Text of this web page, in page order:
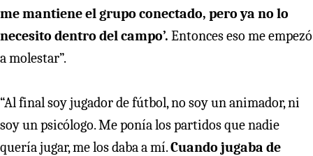
me mantiene el grupo conectado, pero ya no lo
necesito dentro del campo’. Entonces eso me empezó
a molestar”.
“Al final soy jugador de fútbol, no soy un animador, ni
soy un psicólogo. Me ponía los partidos que nadie
quería jugar, me los daba a mí.Cuando jugaba de